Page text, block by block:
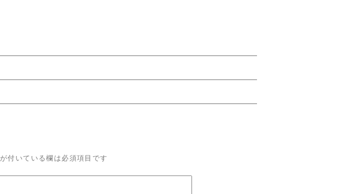
が付いている欄は必須項目です